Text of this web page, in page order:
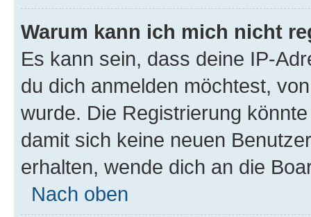
Warum kann ich mich nicht
Es kann sein, dass deine IP-
du dich anmelden möchtest,
wurde. Die Registrierung
damit sich keine neuen
erhalten, wende dich an die
Nach oben